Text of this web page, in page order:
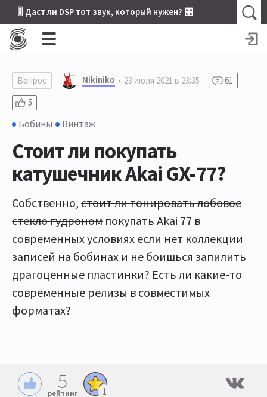
🎚 Даст ли DSP тот звук, который нужен? 🎛
Вопрос Nikiniko 23 июля 2021 в 23:35
61
5
Бобины Винтаж
Стоит ли покупать
катушечник Akai GX-77?
Собственно, стоит ли тонировать лобовое
стекло гудроном покупать Akai 77 в
современных условиях если нет коллекции
записей на бобинах и не боишься запилить
драгоценные пластинки? Есть ли какие-то
современные релизы в совместимых
форматах?
5
рейтинг 1